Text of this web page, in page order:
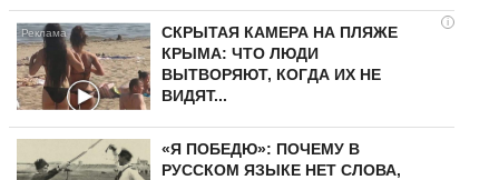
i
СКРЫТАЯ КАМЕРА НА ПЛЯЖЕ
КРЫМА: ЧТО ЛЮДИ
ВЫТВОРЯЮТ, КОГДА ИХ НЕ
ВИДЯТ...
«Я ПОБЕДЮ»: ПОЧЕМУ В
РУССКОМ ЯЗЫКЕ НЕТ СЛОВА,